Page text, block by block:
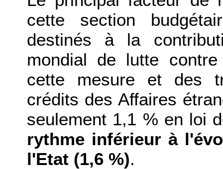
cette section
destinés à la
mondial de lutte
cette mesure et des
crédits des Affaires
seulement 1,1 % en loi
rythme inférieur à
l'Etat (1,6 %).